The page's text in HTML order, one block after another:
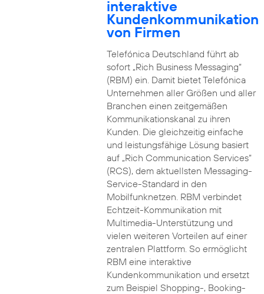
interaktive
Kundenkommunikation
von Firmen
Telefónica Deutschland führt ab
sofort „Rich Business Messaging“
(RBM) ein. Damit bietet Telefónica
Unternehmen aller Größen und aller
Branchen einen zeitgemäßen
Kommunikationskanal zu ihren
Kunden. Die gleichzeitig einfache
und leistungsfähige Lösung basiert
auf „Rich Communication Services“
(RCS), dem aktuellsten Messaging-
Service-Standard in den
Mobilfunknetzen. RBM verbindet
Echtzeit-Kommunikation mit
Multimedia-Unterstützung und
vielen weiteren Vorteilen auf einer
zentralen Plattform. So ermöglicht
RBM eine interaktive
Kundenkommunikation und ersetzt
zum Beispiel Shopping-, Booking-